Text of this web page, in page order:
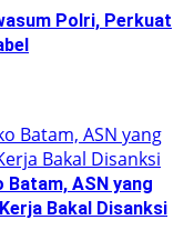
Polri, Perkuat
ASN yang
Bakal Disanksi